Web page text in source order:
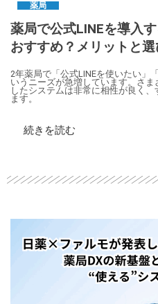
薬局
薬局で公式LINEを導入
おすすめ？メリットと
2年薬局で「公式LINEを使いたい」
いうニーズが急増しています。さ
したシステムは非常に相性が良く
ます。
続きを読む